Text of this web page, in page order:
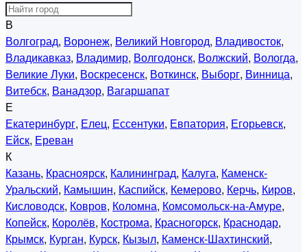
В
Волгоград, Воронеж, Великий Новгород, Владивосток,
Владикавказ, Владимир, Волгодонск, Волжский, Вологда,
Великие Луки, Воскресенск, Воткинск, Выборг, Винница,
Витебск, Ванадзор, Вагаршапат
Е
Екатеринбург, Елец, Ессентуки, Евпатория, Егорьевск,
Ейск, Ереван
К
Казань, Красноярск, Калининград, Калуга, Каменск-
Уральский, Камышин, Каспийск, Кемерово, Керчь, Киров,
Кисловодск, Ковров, Коломна, Комсомольск-на-Амуре,
Копейск, Королёв, Кострома, Красногорск, Краснодар,
Крымск, Курган, Курск, Кызыл, Каменск-Шахтинский,